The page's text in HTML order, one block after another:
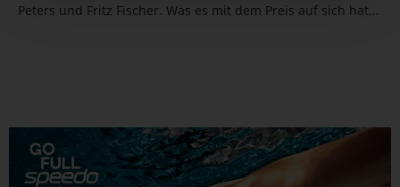
Peters und Fritz Fischer. Was es mit dem Preis auf sich hat